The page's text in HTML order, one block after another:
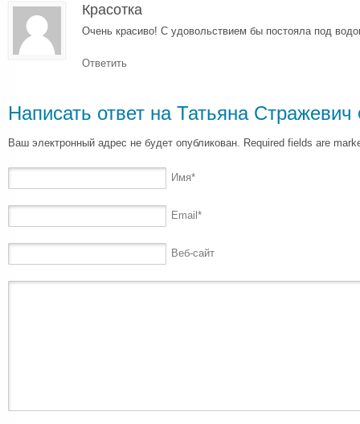
Красотка
Очень красиво! С удовольствием бы постояла под
Ответить
Написать ответ на Татьяна Стражевич
Ваш электронный адрес не будет опубликован. Required fields are
Имя*
Email *
Веб-сайт